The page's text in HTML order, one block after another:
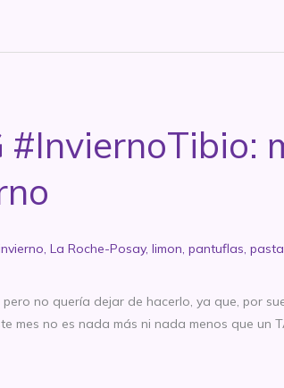
#InviernoTibio:
, La Roche-Posay, limon, pantuflas,
no quería dejar de hacerlo, ya que, por
mes no es nada más ni nada menos que un